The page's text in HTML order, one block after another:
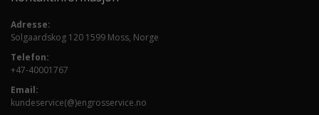
Adresse:
Solgaardskog 120 1599 Moss, Norge
Telefon:
+47-40001767
Email:
kundeservice(@)engrosservice.no